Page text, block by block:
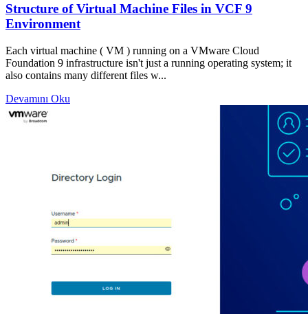
Structure of Virtual Machine Files in VCF 9
Environment
Each virtual machine ( VM ) running on a VMware Cloud
Foundation 9 infrastructure isn't just a running operating system; it
also contains many different files w...
Devamını Oku